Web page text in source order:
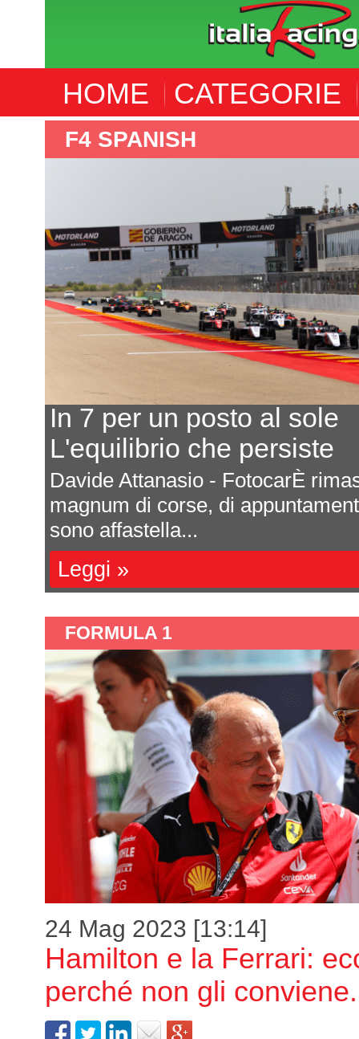
HOME CATEGORIE
al sole
rimasta nascosta nel mare
e di emozioni, che si
FORMULA 1
24 Mag 2023 [13:14]
Hamilton e la Ferrari:
perché non gli